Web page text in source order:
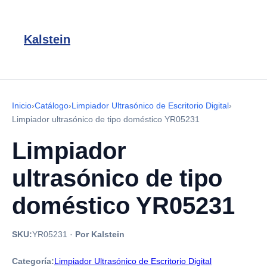
Kalstein
Inicio›Catálogo›Limpiador Ultrasónico de Escritorio Digital›
Limpiador ultrasónico de tipo doméstico YR05231
Limpiador
ultrasónico de tipo
doméstico YR05231
SKU:YR05231 · Por Kalstein
Categoría:Limpiador Ultrasónico de Escritorio Digital